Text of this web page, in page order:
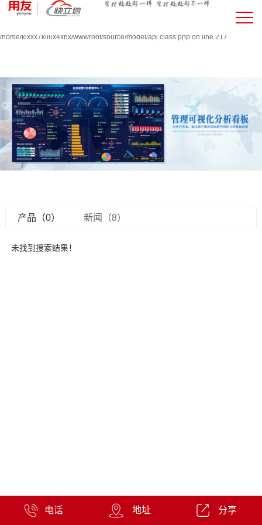
Warning:
file_put_contents(/home/klxxx7kll6x4xnx/wwwroot/source/cache/
/home/klxxx7kll6x4xnx/wwwroot/source/model/api.class.php on line 217
产品（0） 新闻（8）
未找到搜索结果！
电话 地址 分享